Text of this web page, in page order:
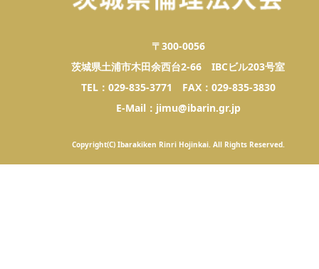
〒300-0056
茨城県土浦市木田余西台2-66 IBCビル203号室
TEL：029-835-3771 FAX：029-835-3830
E-Mail：jimu@ibarin.gr.jp
Copyright(C) Ibarakiken Rinri Hojinkai. All Rights Reserved.